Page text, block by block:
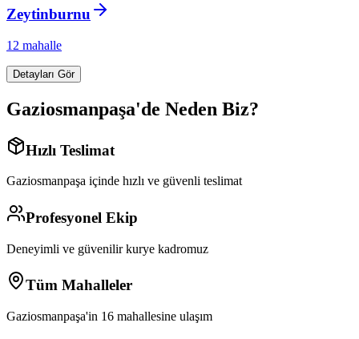
Zeytinburnu
12 mahalle
Detayları Gör
Gaziosmanpaşa'de Neden Biz?
Hızlı Teslimat
Gaziosmanpaşa içinde hızlı ve güvenli teslimat
Profesyonel Ekip
Deneyimli ve güvenilir kurye kadromuz
Tüm Mahalleler
Gaziosmanpaşa'in 16 mahallesine ulaşım